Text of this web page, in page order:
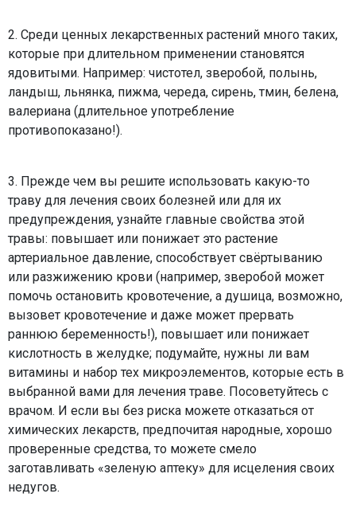
2. Среди ценных лекарственных растений много таких,
которые при длительном применении становятся
ядовитыми. Например: чистотел, зверобой, полынь,
ландыш, льнянка, пижма, череда, сирень, тмин, белена,
валериана (длительное употребление
противопоказано!).
3. Прежде чем вы решите использовать какую-то
траву для лечения своих болезней или для их
предупреждения, узнайте главные свойства этой
травы: повышает или понижает это растение
артериальное давление, способствует свёртыванию
или разжижению крови (например, зверобой может
помочь остановить кровотечение, а душица, возможно,
вызовет кровотечение и даже может прервать
раннюю беременность!), повышает или понижает
кислотность в желудке; подумайте, нужны ли вам
витамины и набор тех микроэлементов, которые есть в
выбранной вами для лечения траве. Посоветуйтесь с
врачом. И если вы без риска можете отказаться от
химических лекарств, предпочитая народные, хорошо
проверенные средства, то можете смело
заготавливать «зеленую аптеку» для исцеления своих
недугов.